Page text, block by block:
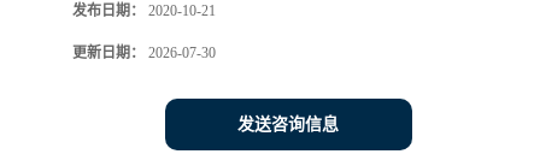
发布日期： 2020-10-21
更新日期： 2026-07-30
发送咨询信息